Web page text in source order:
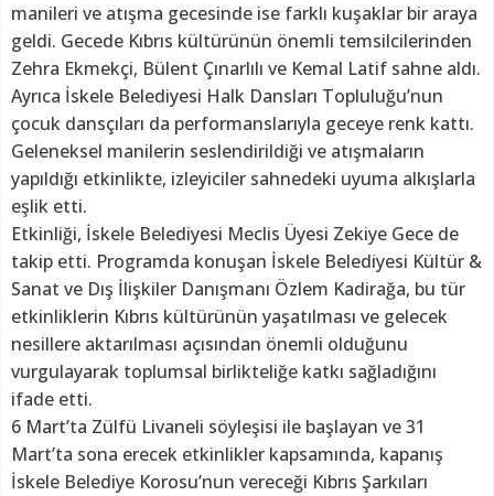
manileri ve atışma gecesinde ise farklı kuşaklar bir araya
geldi. Gecede Kıbrıs kültürünün önemli temsilcilerinden
Zehra Ekmekçi, Bülent Çınarlılı ve Kemal Latif sahne aldı.
Ayrıca İskele Belediyesi Halk Dansları Topluluğu’nun
çocuk dansçıları da performanslarıyla geceye renk kattı.
Geleneksel manilerin seslendirildiği ve atışmaların
yapıldığı etkinlikte, izleyiciler sahnedeki uyuma alkışlarla
eşlik etti.
Etkinliği, İskele Belediyesi Meclis Üyesi Zekiye Gece de
takip etti. Programda konuşan İskele Belediyesi Kültür &
Sanat ve Dış İlişkiler Danışmanı Özlem Kadirağa, bu tür
etkinliklerin Kıbrıs kültürünün yaşatılması ve gelecek
nesillere aktarılması açısından önemli olduğunu
vurgulayarak toplumsal birlikteliğe katkı sağladığını
ifade etti.
6 Mart’ta Zülfü Livaneli söyleşisi ile başlayan ve 31
Mart’ta sona erecek etkinlikler kapsamında, kapanış
İskele Belediye Korosu’nun vereceği Kıbrıs Şarkıları